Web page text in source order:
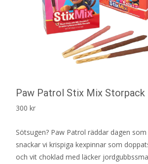
Paw Patrol Stix Mix Storpack
300 kr
Sötsugen? Paw Patrol räddar dagen
snackar vi krispiga kexpinnar som
och vit choklad med läcker